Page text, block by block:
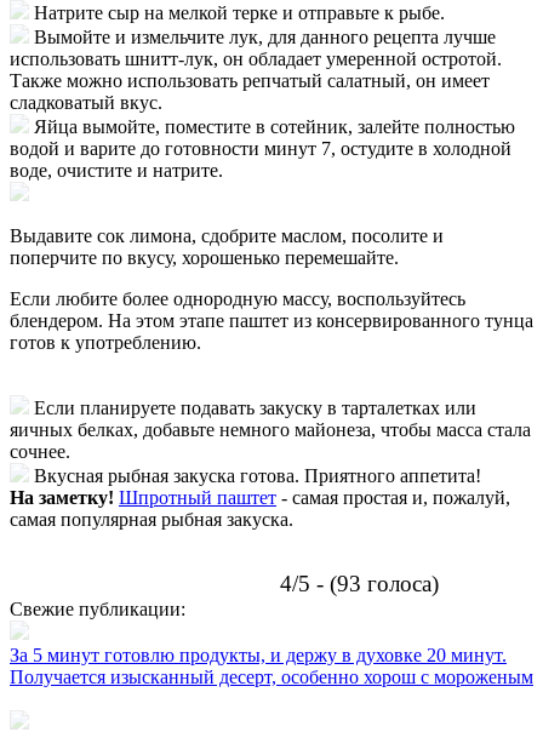
Натрите сыр на мелкой терке и отправьте к рыбе.
Вымойте и измельчите лук, для данного рецепта лучше
использовать шнитт-лук, он обладает умеренной остротой.
Также можно использовать репчатый салатный, он имеет
сладковатый вкус.
Яйца вымойте, поместите в сотейник, залейте полностью
водой и варите до готовности минут 7, остудите в холодной
воде, очистите и натрите.
Выдавите сок лимона, сдобрите маслом, посолите и
поперчите по вкусу, хорошенько перемешайте.
Если любите более однородную массу, воспользуйтесь
блендером. На этом этапе паштет из консервированного тунца
готов к употреблению.
Если планируете подавать закуску в тарталетках или
яичных белках, добавьте немного майонеза, чтобы масса стала
сочнее.
Вкусная рыбная закуска готова. Приятного аппетита!
На заметку! Шпротный паштет - самая простая и, пожалуй,
самая популярная рыбная закуска.
4/5 - (93 голоса)
Свежие публикации:
За 5 минут готовлю продукты, и держу в духовке 20 минут.
Получается изысканный десерт, особенно хорош с мороженым